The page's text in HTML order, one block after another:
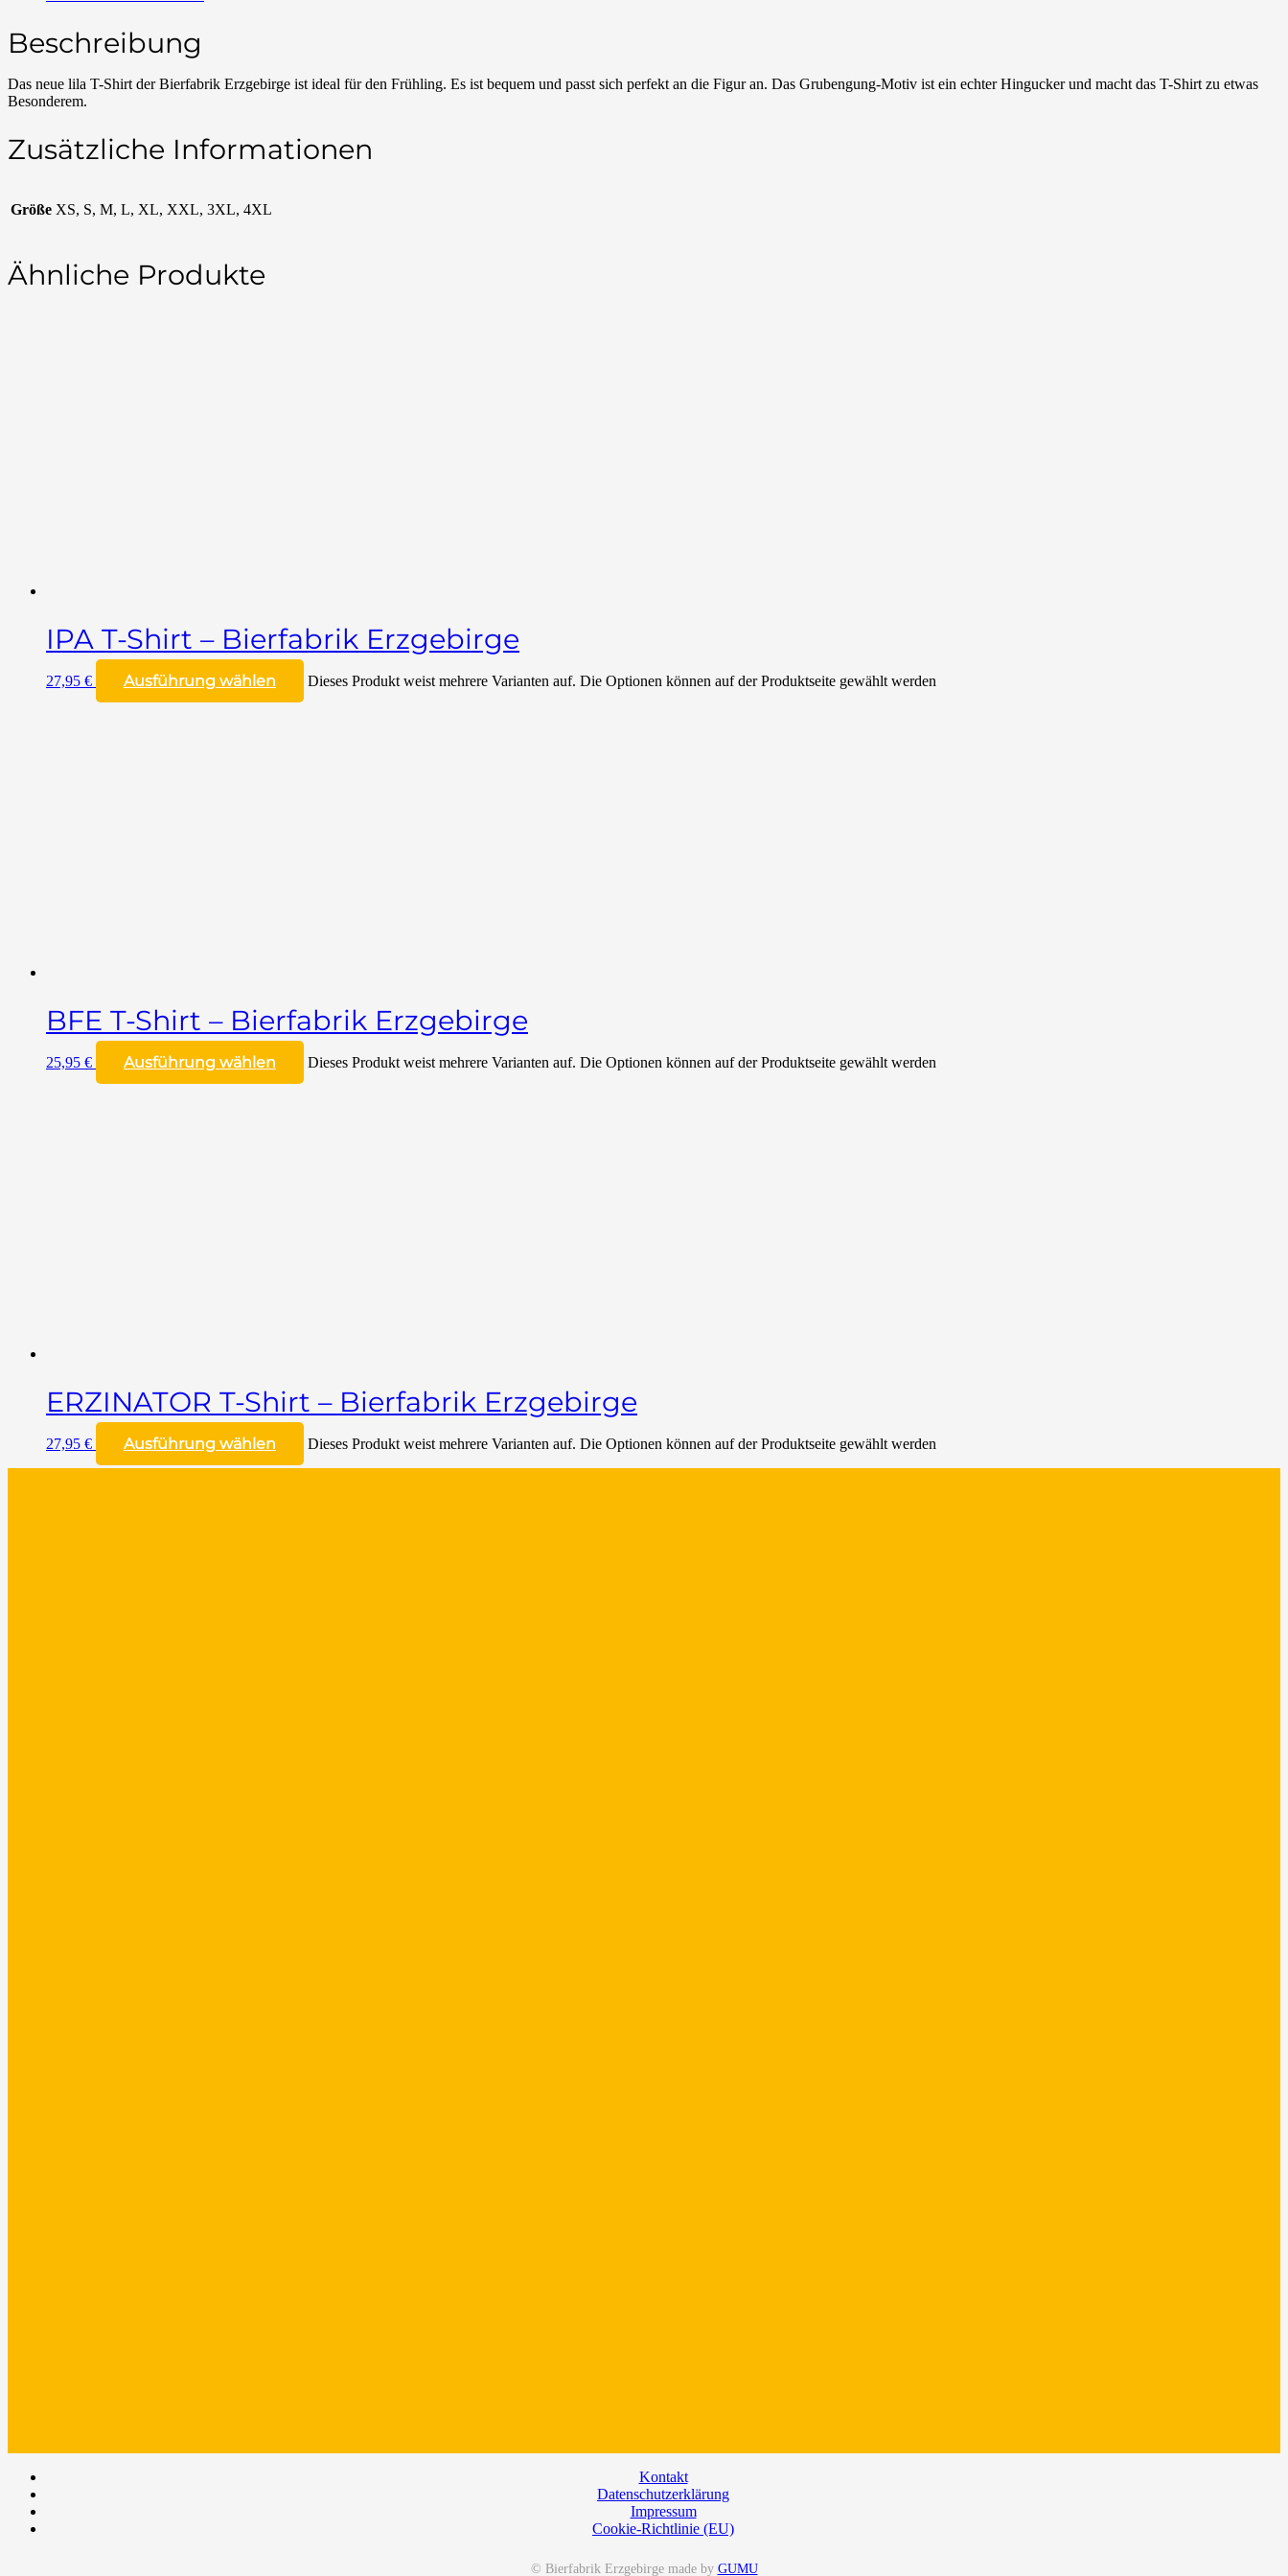
Beschreibung
Das neue lila T-Shirt der Bierfabrik Erzgebirge ist ideal für den Frühling. Es ist bequem und passt sich perfekt an die Figur an. Das Grubengung-Motiv ist ein echter Hingucker und macht das T-Shirt zu etwas
Besonderem.
Zusätzliche Informationen
Größe XS, S, M, L, XL, XXL, 3XL, 4XL
Ähnliche Produkte
IPA T-Shirt – Bierfabrik Erzgebirge
27,95 € Ausführung wählen Dieses Produkt weist mehrere Varianten auf. Die Optionen können auf der Produktseite gewählt werden
BFE T-Shirt – Bierfabrik Erzgebirge
25,95 € Ausführung wählen Dieses Produkt weist mehrere Varianten auf. Die Optionen können auf der Produktseite gewählt werden
ERZINATOR T-Shirt – Bierfabrik Erzgebirge
27,95 € Ausführung wählen Dieses Produkt weist mehrere Varianten auf. Die Optionen können auf der Produktseite gewählt werden
Kontakt
Datenschutzerklärung
Impressum
Cookie-Richtlinie (EU)
© Bierfabrik Erzgebirge made by GUMU